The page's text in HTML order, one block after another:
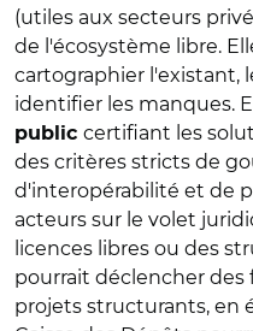
(utiles aux secteurs
de l'écosystème libre.
cartographier l'existant,
identifier les manques.
public certifiant les
des critères stricts de
d'interopérabilité et de
acteurs sur le volet
licences libres ou des
pourrait déclencher
projets structurants, en